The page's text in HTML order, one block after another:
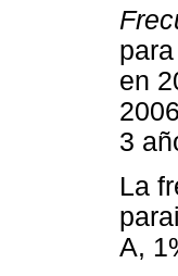
en
3
La
A,